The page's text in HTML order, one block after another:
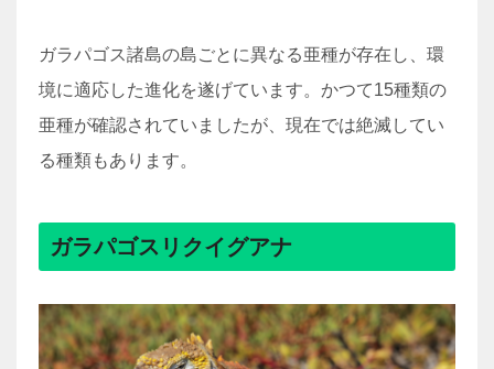
ガラパゴス諸島の島ごとに異なる亜種が存在し、環
境に適応した進化を遂げています。かつて15種類の
亜種が確認されていましたが、現在では絶滅してい
る種類もあります。
ガラパゴスリクイグアナ